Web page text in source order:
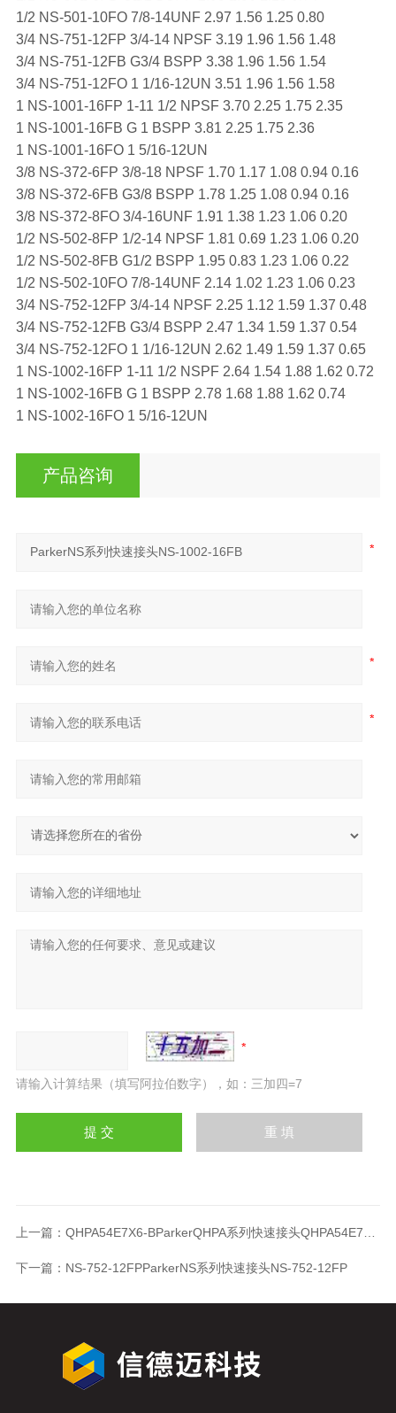
1/2 NS-501-10FO 7/8-14UNF 2.97 1.56 1.25 0.80
3/4 NS-751-12FP 3/4-14 NPSF 3.19 1.96 1.56 1.48
3/4 NS-751-12FB G3/4 BSPP 3.38 1.96 1.56 1.54
3/4 NS-751-12FO 1 1/16-12UN 3.51 1.96 1.56 1.58
1 NS-1001-16FP 1-11 1/2 NPSF 3.70 2.25 1.75 2.35
1 NS-1001-16FB G 1 BSPP 3.81 2.25 1.75 2.36
1 NS-1001-16FO 1 5/16-12UN
3/8 NS-372-6FP 3/8-18 NPSF 1.70 1.17 1.08 0.94 0.16
3/8 NS-372-6FB G3/8 BSPP 1.78 1.25 1.08 0.94 0.16
3/8 NS-372-8FO 3/4-16UNF 1.91 1.38 1.23 1.06 0.20
1/2 NS-502-8FP 1/2-14 NPSF 1.81 0.69 1.23 1.06 0.20
1/2 NS-502-8FB G1/2 BSPP 1.95 0.83 1.23 1.06 0.22
1/2 NS-502-10FO 7/8-14UNF 2.14 1.02 1.23 1.06 0.23
3/4 NS-752-12FP 3/4-14 NPSF 2.25 1.12 1.59 1.37 0.48
3/4 NS-752-12FB G3/4 BSPP 2.47 1.34 1.59 1.37 0.54
3/4 NS-752-12FO 1 1/16-12UN 2.62 1.49 1.59 1.37 0.65
1 NS-1002-16FP 1-11 1/2 NSPF 2.64 1.54 1.88 1.62 0.72
1 NS-1002-16FB G 1 BSPP 2.78 1.68 1.88 1.62 0.74
1 NS-1002-16FO 1 5/16-12UN
产品咨询
请输入计算结果（填写阿拉伯数字），如：三加四=7
上一篇： QHPA54E7X6-BParkerQHPA系列快速接头QHPA54E7X6-B
下一篇： NS-752-12FPParkerNS系列快速接头NS-752-12FP